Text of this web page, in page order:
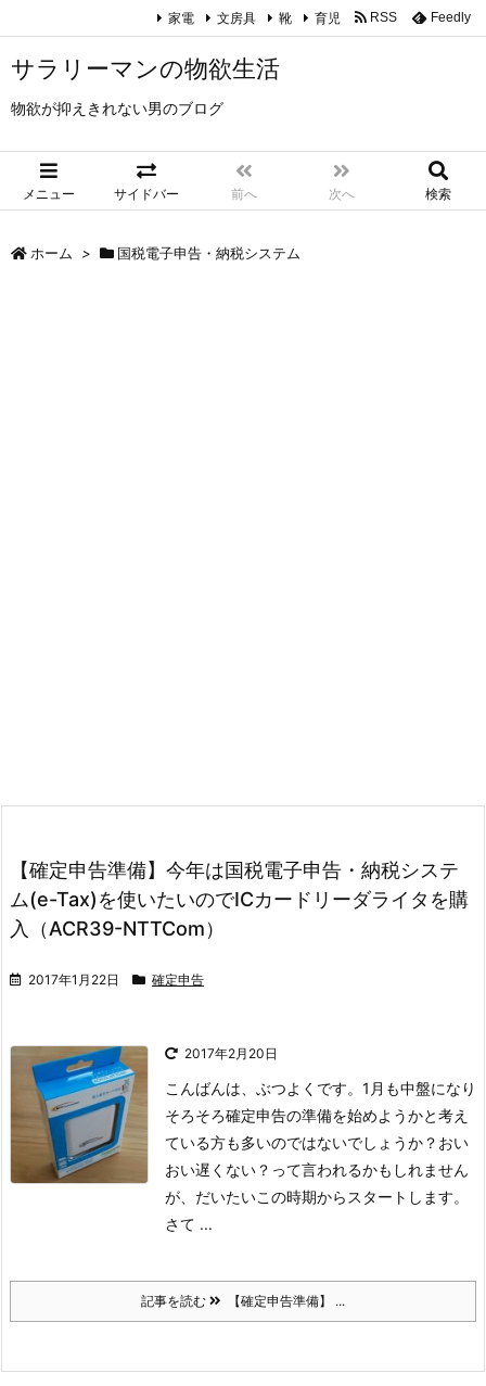
サラリーマンの物欲生活
物欲が抑えきれない男のブログ
メニュー サイドバー 前へ 次へ 検索
家電 文房具 靴 育児 RSS Feedly
ホーム > 国税電子申告・納税システム
【確定申告準備】今年は国税電子申告・納税システ
ム(e-Tax)を使いたいのでICカードリーダライタを購
入（ACR39-NTTCom）
2017年1月22日 確定申告
2017年2月20日
こんばんは、ぶつよくです。 1月も中盤になり
そろそろ確定申告の準備を始めようかと考え
ている方も多いのではないでしょうか？おい
おい遅くない？って言われるかもしれません
が、だいたいこの時期からスタートします。
さて ...
記事を読む 【確定申告準備】 ...